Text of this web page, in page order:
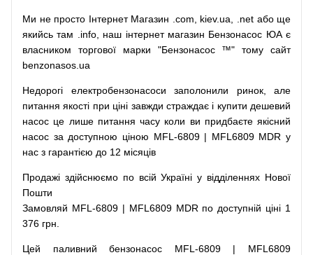
Ми не просто Інтернет Магазин .com kiev.ua .net або ще
якийсь там .info, наш інтернет магазин Бензонасос ЮА є
власником
торгової марки "Бензонасос ™" тому
сайт
benzonasos.ua
Недорогі електробензонасоси заполонили ринок,
але
питання якості при ціні завжди страждає і купити дешевий
насос це лише питання часу коли ви придбаєте якісний
насос за доступною ціною MFL-6809 | MFL6809 MDR у
нас з гарантією до 12 місяців
Продажі здійснюємо по всій Україні у відділеннях Нової
Пошти
Замовляй MFL-6809 | MFL6809 MDR по доступній ціні 1
376 грн.
Цей паливний бензонасос MFL-6809 | MFL6809